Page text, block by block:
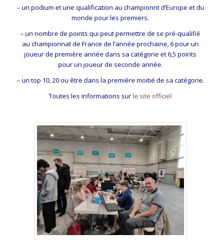
– un podium et une qualification au championnt d’Europe et du
monde pour les premiers.
– un nombre de points qui peut permettre de se pré-qualifié
au championnat de France de l’année prochaine, 6 pour un
joueur de première année dans sa catégorie et 6,5 points
pour un joueur de seconde année.
– un top 10, 20 ou être dans la première moitié de sa catégorie.
Toutes les informations surle site officiel